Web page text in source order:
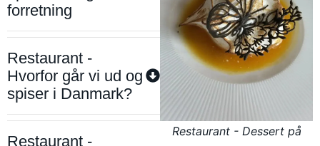
forretning
Restaurant -
Hvorfor går vi ud og
spiser i Danmark?
Restaurant -
Restaurant - Dessert på